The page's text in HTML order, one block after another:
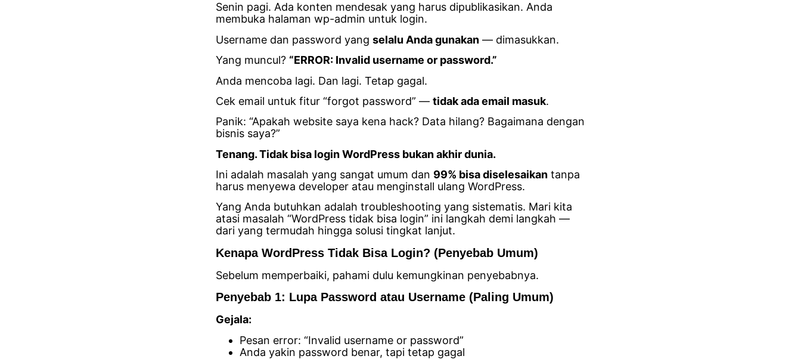
Senin pagi. Ada konten mendesak yang harus dipublikasikan. Anda
membuka halaman wp-admin untuk login.
Username dan password yang selalu Anda gunakan — dimasukkan.
Yang muncul? “ERROR: Invalid username or password.”
Anda mencoba lagi. Dan lagi. Tetap gagal.
Cek email untuk fitur “forgot password” — tidak ada email masuk.
Panik: “Apakah website saya kena hack? Data hilang? Bagaimana dengan
bisnis saya?”
Tenang. Tidak bisa login WordPress bukan akhir dunia.
Ini adalah masalah yang sangat umum dan 99% bisa diselesaikan tanpa
harus menyewa developer atau menginstall ulang WordPress.
Yang Anda butuhkan adalah troubleshooting yang sistematis. Mari kita
atasi masalah “WordPress tidak bisa login” ini langkah demi langkah —
dari yang termudah hingga solusi tingkat lanjut.
Kenapa WordPress Tidak Bisa Login? (Penyebab Umum)
Sebelum memperbaiki, pahami dulu kemungkinan penyebabnya.
Penyebab 1: Lupa Password atau Username (Paling Umum)
Gejala:
Pesan error: “Invalid username or password”
Anda yakin password benar, tapi tetap gagal